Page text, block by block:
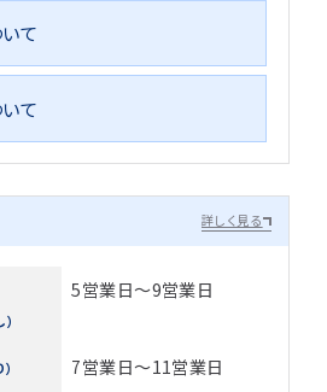
て
て
詳しく見る
5営業日～9営業日
7営業日～11営業日